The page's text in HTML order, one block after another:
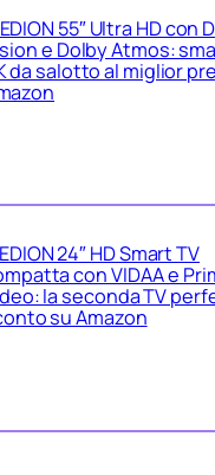
55″ Ultra HD con
e Dolby Atmos:
da salotto al miglior
24″ HD Smart TV
con VIDAA e
la seconda TV
su Amazon